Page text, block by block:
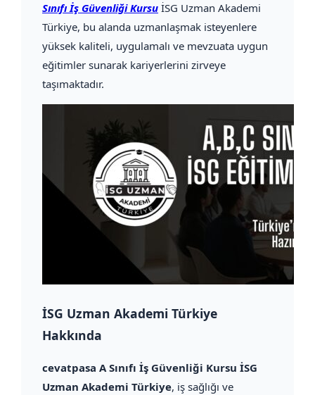
Sınıfı İş Güvenliği Kursu İSG Uzman Akademi
Türkiye, bu alanda uzmanlaşmak isteyenlere
yüksek kaliteli, uygulamalı ve mevzuata uygun
eğitimler sunarak kariyerlerini zirveye
taşımaktadır.
İSG Uzman Akademi Türkiye
Hakkında
cevatpasa A Sınıfı İş Güvenliği Kursu İSG
Uzman Akademi Türkiye, iş sağlığı ve